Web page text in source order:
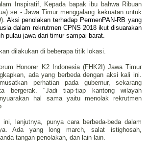
Inspiratif, Kepada bapak ibu bahwa Ribuan
se - Jawa Timur menggalang kekuatan untuk
Aksi penolakan terhadap PermenPAN-RB yang
dalam rekrutmen CPNS 2018 ikut disuarakan
pulau jawa dari timur sampai barat.
dilakukan di beberapa titik lokasi.
Honorer K2 Indonesia (FHK2I) Jawa Timur
ada yang berbeda dengan aksi kali ini.
perhatian pada gubernur, sekarang
bergerak. "Jadi tiap-tiap kantong wilayah
hal sama yaitu menolak rekrutmen
ini, lanjutnya, punya cara berbeda-beda dalam
Ada yang long march, salat istighosah,
tangan penolakan, dan lain-lain.